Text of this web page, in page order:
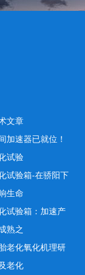
文章
加速器已就位！
试验
试验箱-在骄阳下
生命
试验箱：加速产
熟之
老化氧化机理研
老化